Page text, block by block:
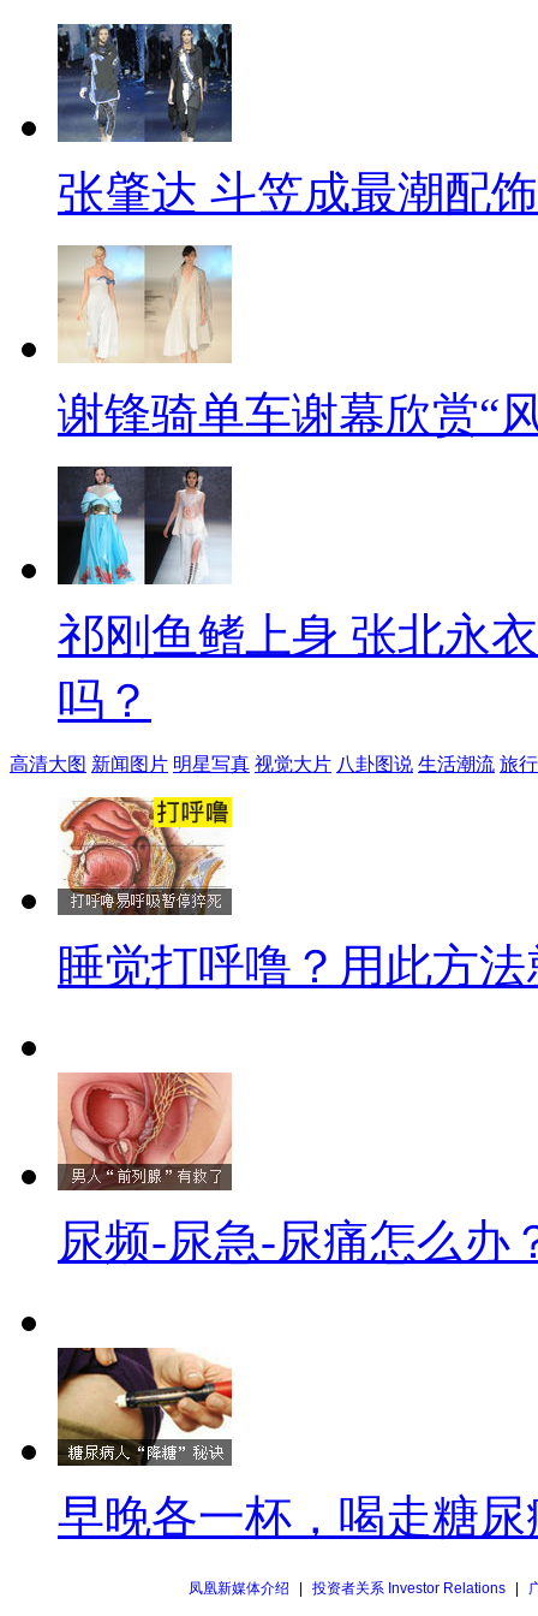
张肇达 斗笠成最潮配
谢锋骑单车谢幕欣赏“
祁刚鱼鳍上身 张北永
吗？
高清大图 新闻图片 明星写真 视觉大片 八卦图说 生活潮流 旅
睡觉打呼噜？用此方
尿频-尿急-尿痛怎么办
早晚各一杯，喝走糖尿
凤凰新媒体介绍 投资者关系 Investor Relations